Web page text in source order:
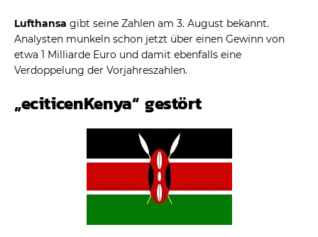
Lufthansa gibt seine Zahlen am 3. August bekannt.
Analysten munkeln schon jetzt über einen Gewinn von
etwa 1 Milliarde Euro und damit ebenfalls eine
Verdoppelung der Vorjahreszahlen.
„eciticenKenya“ gestört